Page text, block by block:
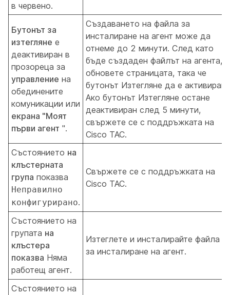
в червено.
Бутонът за
изтегляне е
деактивиран в
прозореца за
управление на
обединените
комуникации или
екрана "Моят
първи агент ".
Създаването на файла за
инсталиране на агент може да
отнеме до 2 минути. След като
бъде създаден файлът на агента,
обновете страницата, така че
бутонът Изтегляне да е активиран.
Ако бутонът Изтегляне остане
деактивиран след 5 минути,
свържете се с поддръжката на
Cisco TAC.
Състоянието на
клъстерната
група показва
Неправилно
конфигурирано.
Свържете се с поддръжката на
Cisco TAC.
Състоянието на
групата на
клъстера
показва Няма
работещ агент.
Изтеглете и инсталирайте файла
за инсталиране на агент.
Състоянието на